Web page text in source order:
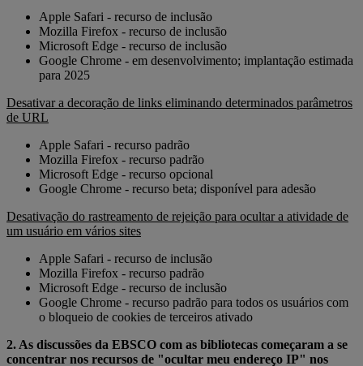
Apple Safari - recurso de inclusão
Mozilla Firefox - recurso de inclusão
Microsoft Edge - recurso de inclusão
Google Chrome - em desenvolvimento; implantação estimada
para 2025
Desativar a decoração de links eliminando determinados parâmetros
de URL
Apple Safari - recurso padrão
Mozilla Firefox - recurso padrão
Microsoft Edge - recurso opcional
Google Chrome - recurso beta; disponível para adesão
Desativação do rastreamento de rejeição para ocultar a atividade de
um usuário em vários sites
Apple Safari - recurso de inclusão
Mozilla Firefox - recurso padrão
Microsoft Edge - recurso de inclusão
Google Chrome - recurso padrão para todos os usuários com
o bloqueio de cookies de terceiros ativado
2. As discussões da EBSCO com as bibliotecas começaram a se
concentrar nos recursos de "ocultar meu endereço IP" nos